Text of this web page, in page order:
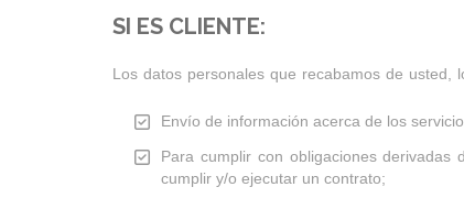
SI ES CLIENTE:
Los datos personales que recabamos de usted,
Envío de información acerca de los
Para cumplir con obligaciones
cumplir y/o ejecutar un contrato;